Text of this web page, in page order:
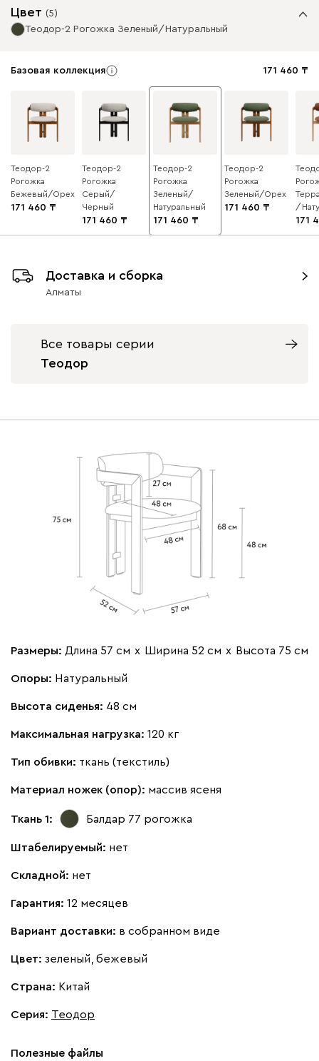
Цвет (5)
Теодор-2 Рогожка Зеленый/Натуральный
Базовая коллекция 171 460
Теодор-2
Рогожка
Бежевый/Орех
171 460
Теодор-2
Рогожка
Серый/
Черный
171 460
Теодор-2
Рогожка
Зеленый/
Натуральный
171 460
Теодор-2
Рогожка
Зеленый/Орех
171 460
/
171
Доставка и сборка
Алматы
Все товары серии
Теодор
Размеры: Длина 57 см х Ширина 52 см х Высота 75 см
Опоры: Натуральный
Высота сиденья: 48 см
Максимальная нагрузка: 120 кг
Тип обивки: ткань (текстиль)
Материал ножек (опор): массив ясеня
Ткань 1: Балдар 77 рогожка
Штабелируемый: нет
Складной: нет
Гарантия: 12 месяцев
Вариант доставки: в собранном виде
Цвет: зеленый, бежевый
Страна: Китай
Серия: Теодор
Полезные файлы